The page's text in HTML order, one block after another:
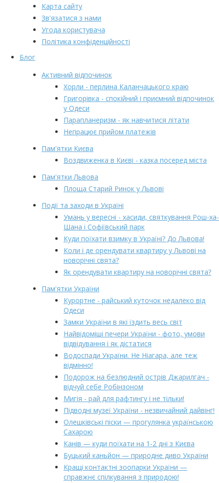
Карта сайту
Зв'язатися з нами
Угода користувача
Політика конфіденційності
Блог
Активний відпочинок
Хорли - перлина Каланчацького краю
Григорівка - спокійний і приємний відпочинок
у Одеси
Парапланеризм - як навчитися літати
Непрацює прийом платежів
Пам'ятки Києва
Воздвиженка в Києві - казка посеред міста
Пам'ятки Львова
Площа Старий Ринок у Львові
Події та заходи в Україні
Умань у вересні - хасиди, святкування Рош-ха-
Шана і Софіївський парк
Куди поїхати взимку в Україні? До Львова!
Коли і де орендувати квартиру у Львові на
новорічні свята?
Як орендувати квартиру на новорічні свята?
Пам'ятки України
Курортне - райський куточок недалеко від
Одеси
Замки України в які їздить весь світ
Найвідоміші печери України - фото, умови
відвідування і як дістатися
Водоспади України. Не Ніагара, але теж
відмінно!
Подорож на безлюдний острів Джарилгач -
відчуй себе Робінзоном
Мигія - рай для рафтингу і не тільки!
Підводні музеї України - незвичайний дайвінг!
Олешківські піски — прогулянка українською
Сахарою
Канів — куди поїхати на 1-2 дні з Києва
Буцький каньйон — природне диво України
Кращі контактні зоопарки України —
справжнє спілкування з природою!